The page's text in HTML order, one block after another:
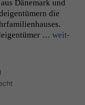
Däne­mark und
die
… weit­